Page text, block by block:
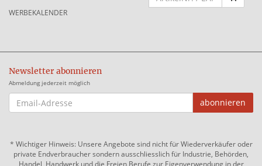
WERBEKALENDER
Newsletter abonnieren
Abmeldung jederzeit möglich
EMAIL-
ADRESSE
abonnieren
* Wichtiger Hinweis: Unsere Angebote sind nicht für Wiederverkäufer oder
private Endverbraucher sondern ausschliesslich für Industrie, Behörden,